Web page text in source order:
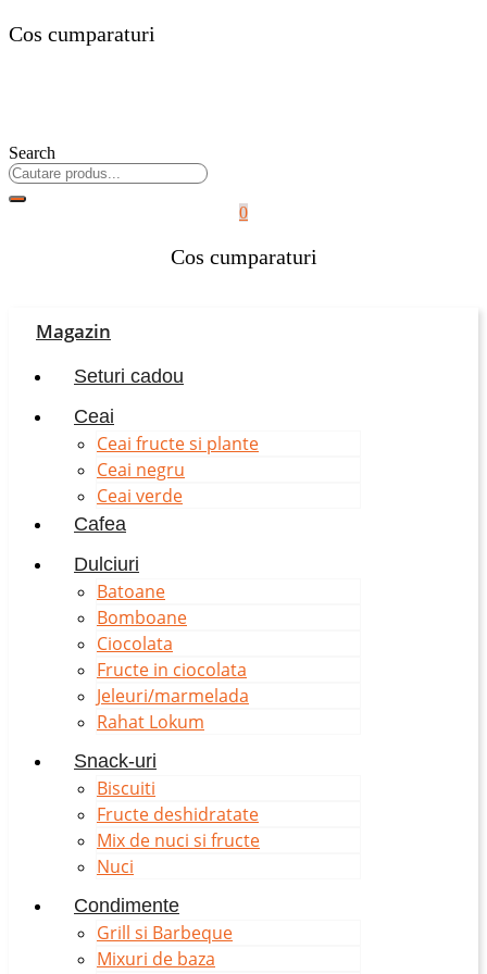
Cos cumparaturi
Search
0
Cos cumparaturi
Magazin
Seturi cadou
Ceai
Ceai fructe si plante
Ceai negru
Ceai verde
Cafea
Dulciuri
Batoane
Bomboane
Ciocolata
Fructe in ciocolata
Jeleuri/marmelada
Rahat Lokum
Snack-uri
Biscuiti
Fructe deshidratate
Mix de nuci si fructe
Nuci
Condimente
Grill si Barbeque
Mixuri de baza